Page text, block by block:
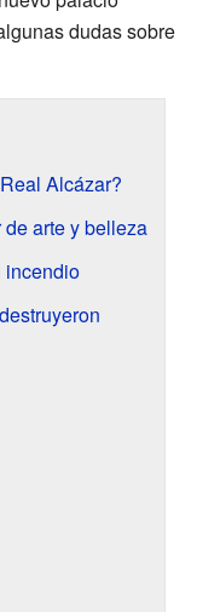
dudas sobre
Alcázar?
arte y belleza
incendio